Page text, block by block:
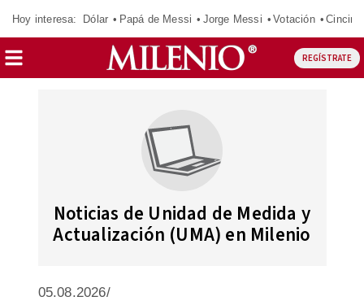
Hoy interesa: Dólar Papá de Messi Jorge Messi Votación
REGÍSTRATE
Noticias de Unidad de Medida y
Actualización (UMA) en Milenio
05.08.2026/